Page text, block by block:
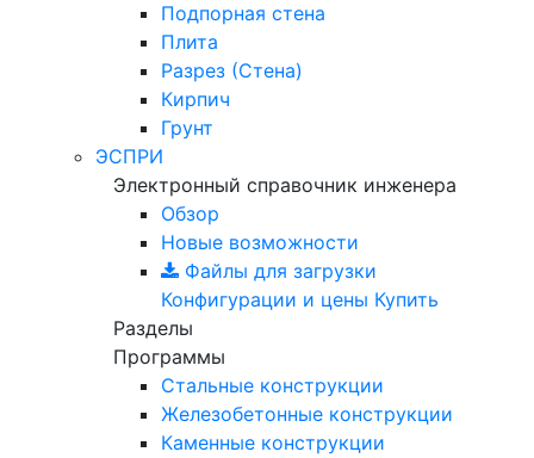
Подпорная стена
Плита
Разрез (Стена)
Кирпич
Грунт
ЭСПРИ
Электронный справочник инженера
Обзор
Новые возможности
Файлы для загрузки
Конфигурации и цены Купить
Разделы
Программы
Стальные конструкции
Железобетонные конструкции
Каменные конструкции